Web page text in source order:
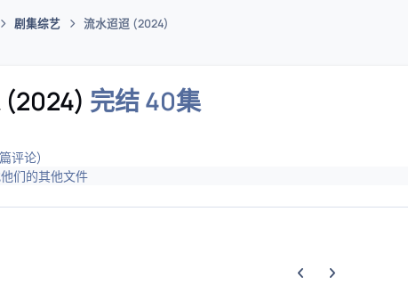
合下载平台
剧集综艺 流水迢迢 (2024)
(2024) 完结 40集
评论)
们的其他文件
上一张轮播幻灯片
下一张轮播幻灯片